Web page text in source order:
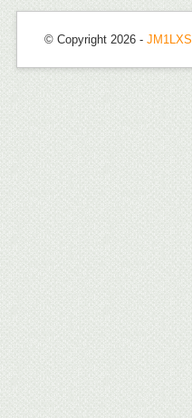
© Copyright 2026 - JM1LXS